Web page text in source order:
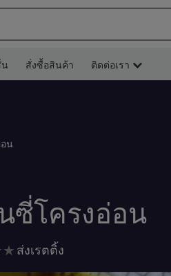
สั่งซื้อสินค้า ติดต่อเรา
น
โครงอ่อน
ไม่มี
ส่งเรตติ้ง